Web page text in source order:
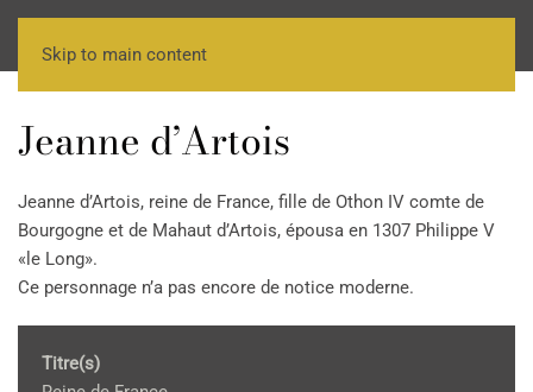
Skip to main content
Jeanne d’Artois
Jeanne d’Artois, reine de France, fille de Othon IV comte de
Bourgogne et de Mahaut d’Artois, épousa en 1307 Philippe V
«le Long».
Ce personnage n’a pas encore de notice moderne.
Titre(s)